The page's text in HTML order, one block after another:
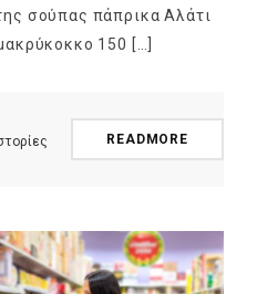
σούπας πάπρικα Αλάτι
150 […]
READMORE